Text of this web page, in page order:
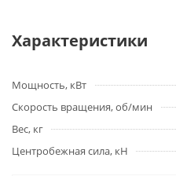
Характеристики
Мощность, кВт
Скорость вращения, об/мин
Вес, кг
Центробежная сила, кН